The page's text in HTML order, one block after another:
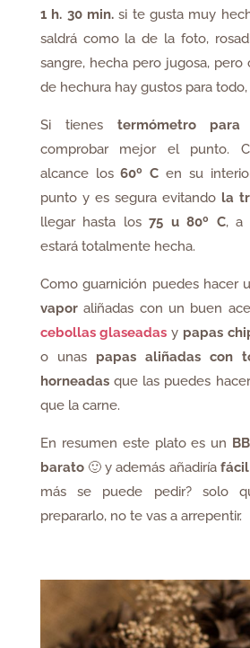
1 h. 30 min.si te gusta muy
saldrá como la de la foto,
sangre, hecha pero jugosa,
de hechura hay gustos para
Si tienestermómetro para
comprobar mejor el punto.
alcance los60º C en su
punto y es segura evitando la
llegar hasta los75 u 80º C, a
estará totalmente hecha.
Como guarnición puedes hacer
vaporaliñadas con un buen
cebollas glaseadas y papas
o unas papas aliñadas con
horneadasque las puedes
que la carne.
En resumen este plato es un
barato🙂 y además añadiría fácil
más se puede pedir? solo
prepararlo, no te vas a arrepentir.